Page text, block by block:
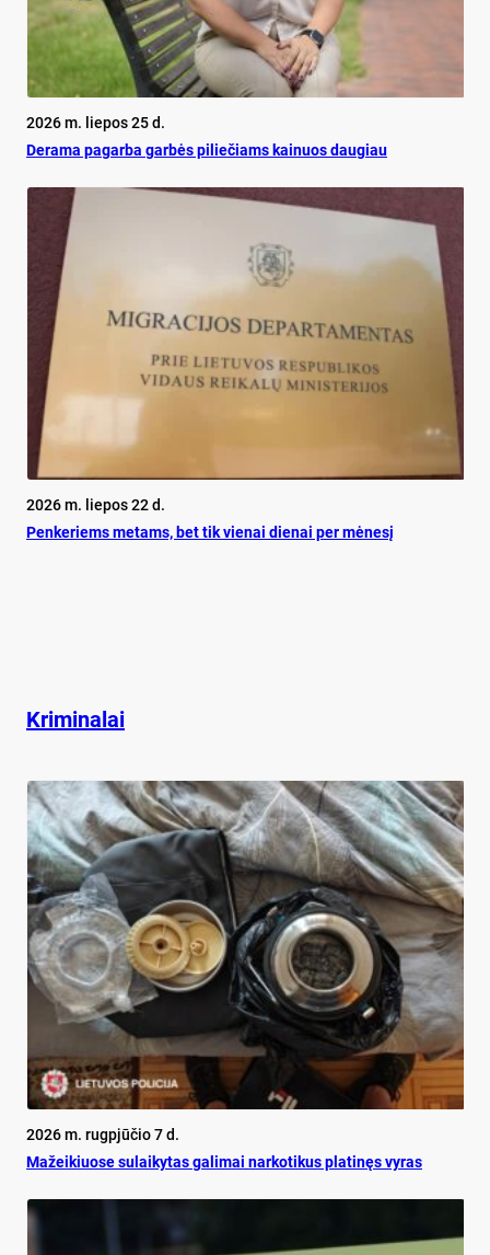
2026 m. liepos 25 d.
De­ra­ma pa­gar­ba gar­bės pi­lie­čiams kai­nuos dau­giau
2026 m. liepos 22 d.
Pen­ke­riems me­tams, bet tik vie­nai die­nai per mė­ne­sį
Kriminalai
2026 m. rugpjūčio 7 d.
Mažeikiuose sulaikytas galimai narkotikus platinęs vyras